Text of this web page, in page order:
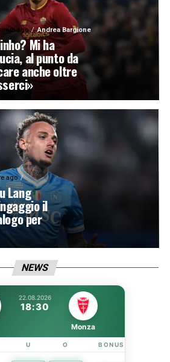
ago Andrea Bargione
Mi ha
al punto da
anche oltre
ago
Lang
il
per
NEWS
22.08.2026
18:30
Monza
U O BONUS